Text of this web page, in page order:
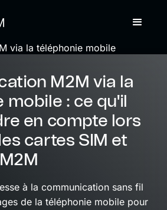
M2M via la
mobile : ce qu'il
en compte lors
cartes SIM et
à la communication sans fil
de la téléphonie mobile pour